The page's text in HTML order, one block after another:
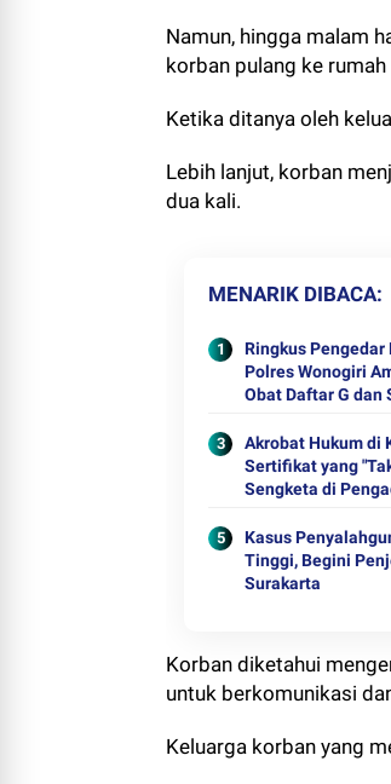
Namun, hingga malam
korban pulang ke
Ketika ditanya oleh
Lebih lanjut, korban
dua kali.
MENARIK DIBACA
Ringkus
Polres Wonogiri
Obat Daftar G dan
Akrobat Hukum di
Sertifikat yang
Sengketa di
Kasus
Tinggi, Begini
Surakarta
Korban diketahui
untuk berkomunikasi
Keluarga korban yang